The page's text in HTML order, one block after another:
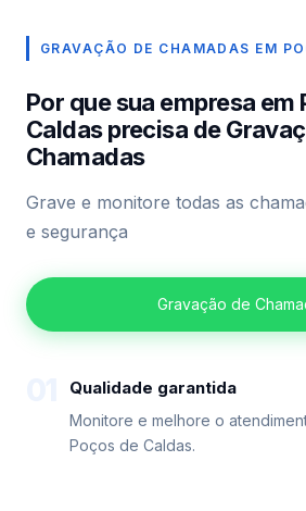
GRAVAÇÃO DE CHAMADAS EM
Por que sua empresa em
Caldas precisa de
Chamadas
Grave e monitore todas as
e segurança
Gravação de
Qualidade garantida
Monitore e melhore o
Poços de Caldas.